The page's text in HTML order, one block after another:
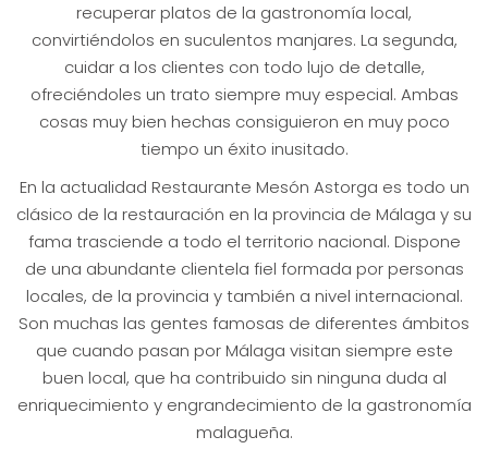
recuperar platos de la gastronomía local,
convirtiéndolos en suculentos manjares. La segunda,
cuidar a los clientes con todo lujo de detalle,
ofreciéndoles un trato siempre muy especial. Ambas
cosas muy bien hechas consiguieron en muy poco
tiempo un éxito inusitado.
En la actualidad Restaurante Mesón Astorga es todo un
clásico de la restauración en la provincia de Málaga y su
fama trasciende a todo el territorio nacional. Dispone
de una abundante clientela fiel formada por personas
locales, de la provincia y también a nivel internacional.
Son muchas las gentes famosas de diferentes ámbitos
que cuando pasan por Málaga visitan siempre este
buen local, que ha contribuido sin ninguna duda al
enriquecimiento y engrandecimiento de la gastronomía
malagueña.